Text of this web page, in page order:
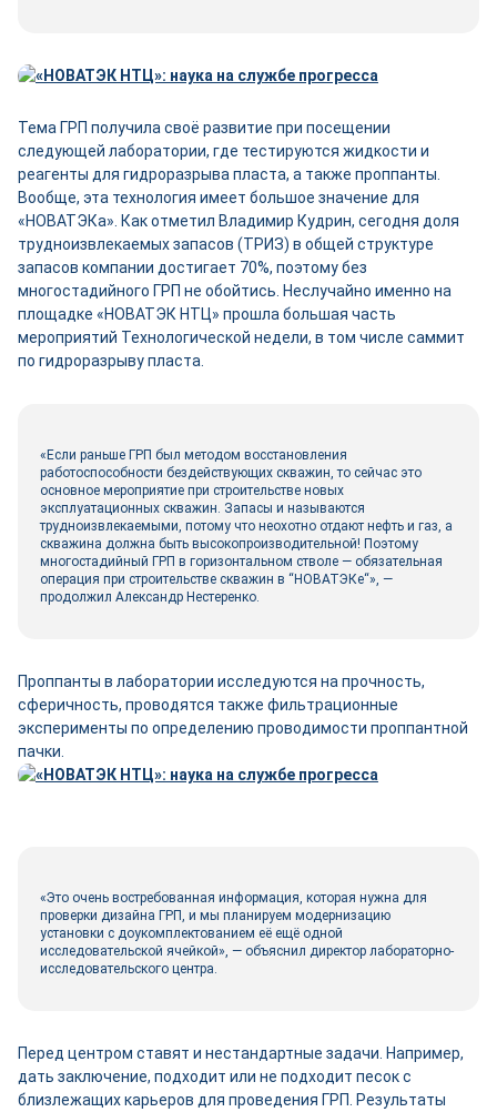
Тема ГРП получила своё развитие при посещении
следующей лаборатории, где тестируются жидкости и
реагенты для гидроразрыва пласта, а также проппанты.
Вообще, эта технология имеет большое значение для
«НОВАТЭКа». Как отметил Владимир Кудрин, сегодня доля
трудноизвлекаемых запасов (ТРИЗ) в общей структуре
запасов компании достигает 70%, поэтому без
многостадийного ГРП не обойтись. Неслучайно именно на
площадке «НОВАТЭК НТЦ» прошла большая часть
мероприятий Технологической недели, в том числе саммит
по гидроразрыву пласта.
«Если раньше ГРП был методом восстановления
работоспособности бездействующих скважин, то сейчас это
основное мероприятие при строительстве новых
эксплуатационных скважин. Запасы и называются
трудноизвлекаемыми, потому что неохотно отдают нефть и газ, а
скважина должна быть высокопроизводительной! Поэтому
многостадийный ГРП в горизонтальном стволе — обязательная
операция при строительстве скважин в “НОВАТЭКе“», —
продолжил Александр Нестеренко.
Проппанты в лаборатории исследуются на прочность,
сферичность, проводятся также фильтрационные
эксперименты по определению проводимости проппантной
пачки.
«Это очень востребованная информация, которая нужна для
проверки дизайна ГРП, и мы планируем модернизацию
установки с доукомплектованием её ещё одной
исследовательской ячейкой», — объяснил директор лабораторно-
исследовательского центра.
Перед центром ставят и нестандартные задачи. Например,
дать заключение, подходит или не подходит песок с
близлежащих карьеров для проведения ГРП. Результаты